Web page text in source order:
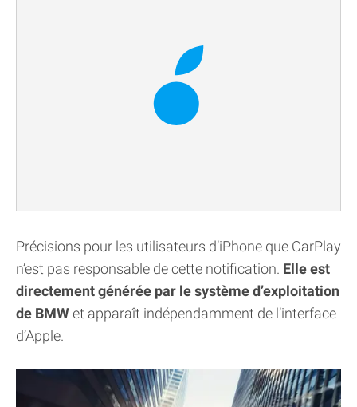
Précisions pour les utilisateurs d’iPhone que CarPlay
n’est pas responsable de cette notification. Elle est
directement générée par le système d’exploitation
de BMWet apparaît indépendamment de l’interface
d’Apple.